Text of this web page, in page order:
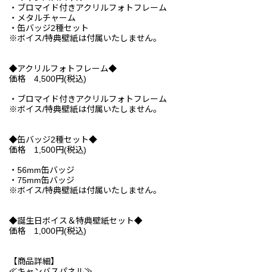
・ブロマイド付きアクリルフォトフレーム
・メタルチャーム
・缶バッジ2種セット
※ボイス/特典壁紙は付属いたしません。
◆アクリルフォトフレーム◆
価格 4,500円(税込)
・ブロマイド付きアクリルフォトフレーム
※ボイス/特典壁紙は付属いたしません。
◆缶バッジ2種セット◆
価格 1,500円(税込)
・56mm缶バッジ
・75mm缶バッジ
※ボイス/特典壁紙は付属いたしません。
◆誕生日ボイス＆特典壁紙セット◆
価格 1,000円(税込)
【商品詳細】